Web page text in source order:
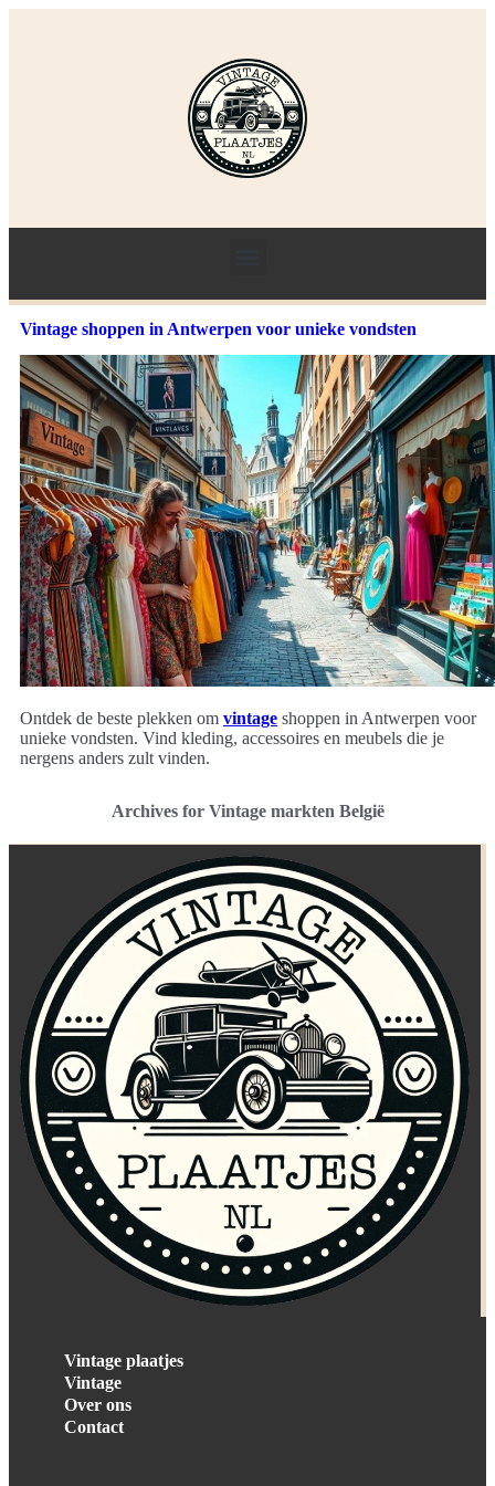
Vintage shoppen in Antwerpen voor unieke vondsten
Ontdek de beste plekken om vintage shoppen in Antwerpen voor
unieke vondsten. Vind kleding, accessoires en meubels die je
nergens anders zult vinden.
Archives for Vintage markten België
Vintage plaatjes
Vintage
Over ons
Contact